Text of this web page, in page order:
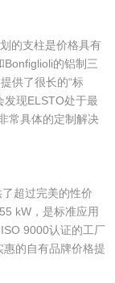
的支柱是价格具有
的铝制三
供了很长的“标
发现ELSTO处于最
常具体的定制解决
超过完美的性价
kW，是标准应用
9000认证的工厂
的自有品牌价格提